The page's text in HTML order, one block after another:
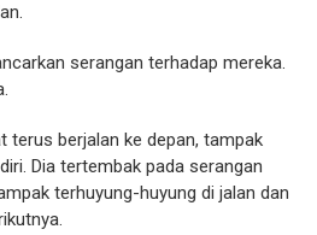
serangan terhadap mereka.
terus berjalan ke depan, tampak
Dia tertembak pada serangan
terhuyung-huyung di jalan dan